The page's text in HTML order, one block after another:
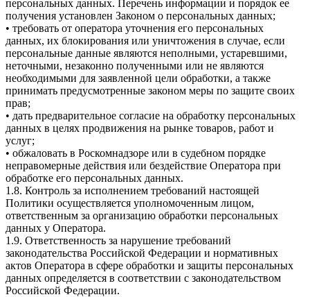
персональных данных. Перечень информации и порядок ее
получения установлен Законом о персональных данных;
• требовать от оператора уточнения его персональных
данных, их блокирования или уничтожения в случае, если
персональные данные являются неполными, устаревшими,
неточными, незаконно полученными или не являются
необходимыми для заявленной цели обработки, а также
принимать предусмотренные законом меры по защите своих
прав;
• дать предварительное согласие на обработку персональных
данных в целях продвижения на рынке товаров, работ и
услуг;
• обжаловать в Роскомнадзоре или в судебном порядке
неправомерные действия или бездействие Оператора при
обработке его персональных данных.
1.8. Контроль за исполнением требований настоящей
Политики осуществляется уполномоченным лицом,
ответственным за организацию обработки персональных
данных у Оператора.
1.9. Ответственность за нарушение требований
законодательства Российской Федерации и нормативных
актов Оператора в сфере обработки и защиты персональных
данных определяется в соответствии с законодательством
Российской Федерации.